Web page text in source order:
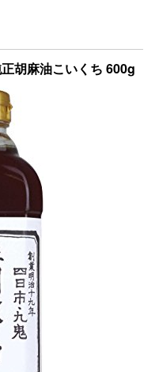
胡麻油こいくち 600g